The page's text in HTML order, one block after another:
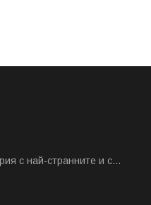
с най-странните и с...